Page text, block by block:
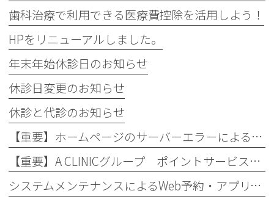
歯科治療で利用できる医療費控除を活用しよう！
HPをリニューアルしました。
年末年始休診日のお知らせ
休診日変更のお知らせ
休診と代診のお知らせ
【重要】ホームページのサーバーエラーによるメール不着のお詫び
【重要】A CLINICグループ ポイントサービス変更に関するお知らせ
システムメンテナンスによるWeb予約・アプリ、電話不通のお知らせ